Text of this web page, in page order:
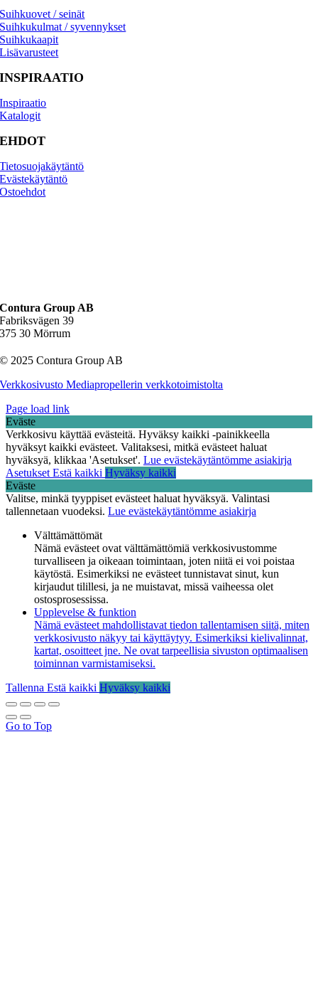
Suihkuovet / seinät
Suihkukulmat / syvennykset
Suihkukaapit
Lisävarusteet
INSPIRAATIO
Inspiraatio
Katalogit
EHDOT
Tietosuojakäytäntö
Evästekäytäntö
Osto­ehdot
Contura Group AB
Fabriksvägen 39
375 30 Mörrum
© 2025 Contura Group AB
Verkkosivusto Mediapropellerin verkkotoimistolta
Page load link
Eväste
Verkkosivu käyttää evästeitä. Hyväksy kaikki -painikkeella
hyväksyt kaikki evästeet. Valitaksesi, mitkä evästeet haluat
hyväksyä, klikkaa 'Asetukset'. Lue evästekäytäntömme asiakirja
Asetukset Estä kaikki Hyväksy kaikki
Eväste
Valitse, minkä tyyppiset evästeet haluat hyväksyä. Valintasi
tallennetaan vuodeksi. Lue evästekäytäntömme asiakirja
Välttämättömät
Nämä evästeet ovat välttämättömiä verkkosivustomme
turvalliseen ja oikeaan toimintaan, joten niitä ei voi poistaa
käytöstä. Esimerkiksi ne evästeet tunnistavat sinut, kun
kirjaudut tilillesi, ja ne muistavat, missä vaiheessa olet
ostosprosessissa.
Upplevelse & funktion
Nämä evästeet mahdollistavat tiedon tallentamisen siitä, miten
verkkosivusto näkyy tai käyttäytyy. Esimerkiksi kielivalinnat,
kartat, osoitteet jne. Ne ovat tarpeellisia sivuston optimaalisen
toiminnan varmistamiseksi.
Tallenna Estä kaikki Hyväksy kaikki
Go to Top